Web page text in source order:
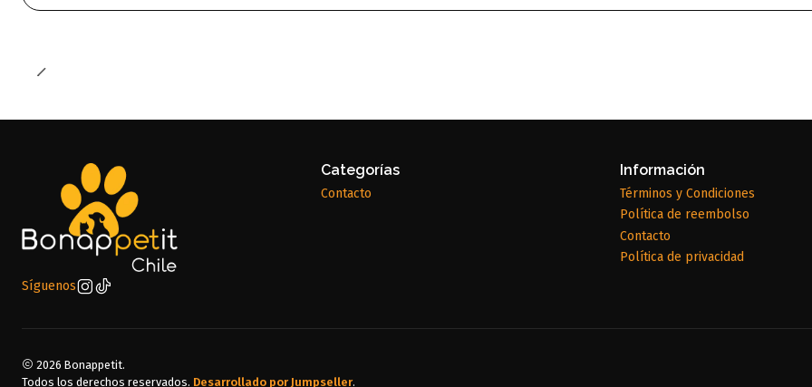
Síguenos
Categorías
Contacto
Información
Términos y Condiciones
Política de reembolso
Contacto
Política de privacidad
2026 Bonappetit.
Todos los derechos reservados. Desarrollado por Jumpseller.